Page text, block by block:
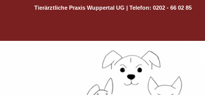
Tierärztliche Praxis Wuppertal UG | Telefon: 0202 - 66 02 85